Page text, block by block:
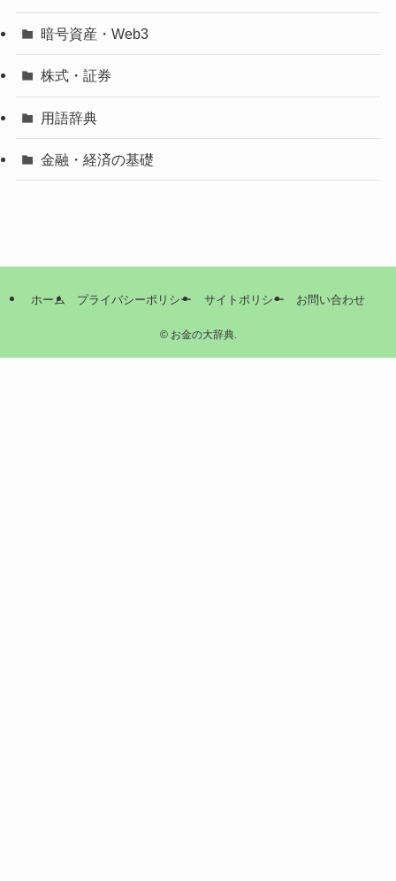
暗号資産・Web3
株式・証券
用語辞典
金融・経済の基礎
ホーム プライバシーポリシー サイトポリシー お問い合わせ
©お金の大辞典.